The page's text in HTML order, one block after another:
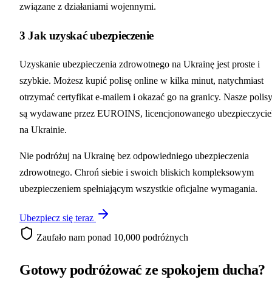
związane z działaniami wojennymi.
3Jak uzyskać ubezpieczenie
Uzyskanie ubezpieczenia zdrowotnego na Ukrainę jest proste i
szybkie. Możesz kupić polisę online w kilka minut, natychmiast
otrzymać certyfikat e-mailem i okazać go na granicy. Nasze polisy
są wydawane przez EUROINS, licencjonowanego
na Ukrainie.
Nie podróżuj na Ukrainę bez odpowiedniego ubezpieczenia
zdrowotnego. Chroń siebie i swoich bliskich kompleksowym
ubezpieczeniem spełniającym wszystkie oficjalne wymagania.
Ubezpiecz się teraz
Zaufało nam ponad 10,000 podróżnych
Gotowy podróżować ze spokojem ducha?